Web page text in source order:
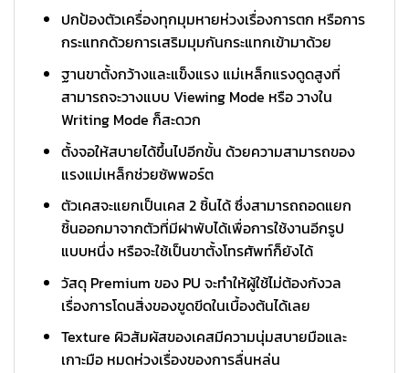
ปกป้องตัวเครื่องทุกมุมหายห่วงเรื่องการตก หรือการ
กระแทกด้วยการเสริมมุมกันกระแทกเข้ามาด้วย
ฐานขาตั้งกว้างและแข็งแรง แม่เหล็กแรงดูดสูงที่
สามารถจะวางแบบ Viewing Mode หรือ วางใน
Writing Mode ก็สะดวก
ตั้งจอให้สบายได้ขึ้นไปอีกขั้น ด้วยความสามารถของ
แรงแม่เหล็กช่วยซัพพอร์ต
ตัวเคสจะแยกเป็นเคส 2 ชิ้นได้ ซึ่งสามารถถอดแยก
ชิ้นออกมาจากตัวที่มีฝาพับได้เพื่อการใช้งานอีกรูป
แบบหนึ่ง หรือจะใช้เป็นขาตั้งโทรศัพท์ก็ยังได้
วัสดุ Premium ของ PU จะทำให้ผู้ใช้ไม่ต้องกังวล
เรื่องการโดนสิ่งของขูดขีดในเบื้องต้นได้เลย
Texture ผิวสัมผัสของเคสมีความนุ่มสบายมือและ
เกาะมือ หมดห่วงเรื่องของการลื่นหล่น